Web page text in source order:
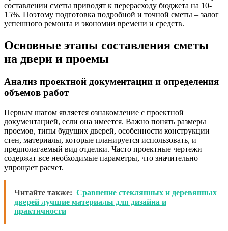
составлении сметы приводят к перерасходу бюджета на 10-
15%. Поэтому подготовка подробной и точной сметы – залог
успешного ремонта и экономии времени и средств.
Основные этапы составления сметы
на двери и проемы
Анализ проектной документации и определения
объемов работ
Первым шагом является ознакомление с проектной
документацией, если она имеется. Важно понять размеры
проемов, типы будущих дверей, особенности конструкции
стен, материалы, которые планируется использовать, и
предполагаемый вид отделки. Часто проектные чертежи
содержат все необходимые параметры, что значительно
упрощает расчет.
Читайте также: Сравнение стеклянных и деревянных
дверей лучшие материалы для дизайна и
практичности